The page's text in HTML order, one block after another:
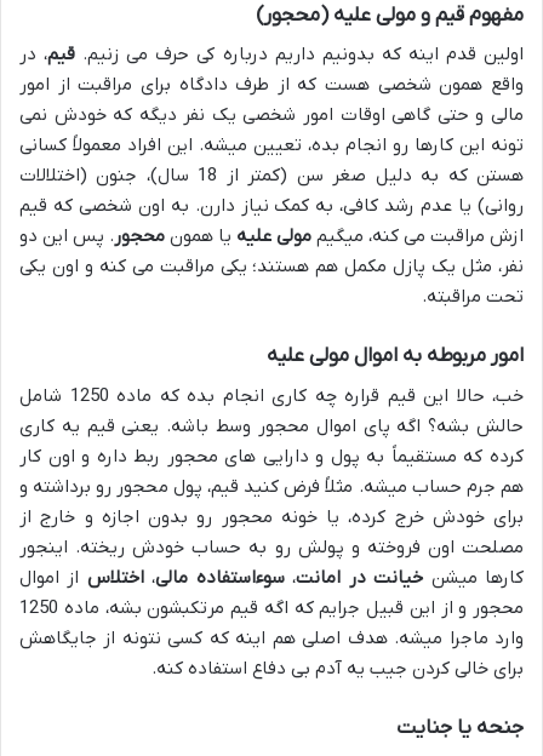
مفهوم قیم و مولی علیه (محجور)
اولین قدم اینه که بدونیم داریم درباره کی حرف می زنیم. قیم، در
واقع همون شخصی هست که از طرف دادگاه برای مراقبت از امور
مالی و حتی گاهی اوقات امور شخصی یک نفر دیگه که خودش نمی
تونه این کارها رو انجام بده، تعیین میشه. این افراد معمولاً کسانی
هستن که به دلیل صغر سن (کمتر از 18 سال)، جنون (اختلالات
روانی) یا عدم رشد کافی، به کمک نیاز دارن. به اون شخصی که قیم
ازش مراقبت می کنه، میگیم مولی علیه یا همون محجور . پس این دو
نفر، مثل یک پازل مکمل هم هستند؛ یکی مراقبت می کنه و اون یکی
تحت مراقبته.
امور مربوطه به اموال مولی علیه
خب، حالا این قیم قراره چه کاری انجام بده که ماده 1250 شامل
حالش بشه؟ اگه پای اموال محجور وسط باشه. یعنی قیم یه کاری
کرده که مستقیماً به پول و دارایی های محجور ربط داره و اون کار
هم جرم حساب میشه. مثلاً فرض کنید قیم، پول محجور رو برداشته و
برای خودش خرج کرده، یا خونه محجور رو بدون اجازه و خارج از
مصلحت اون فروخته و پولش رو به حساب خودش ریخته. اینجور
کارها میشن خیانت در امانت،سوءاستفاده مالی،اختلاس از اموال
محجور و از این قبیل جرایم که اگه قیم مرتکبشون بشه، ماده 1250
وارد ماجرا میشه. هدف اصلی هم اینه که کسی نتونه از جایگاهش
برای خالی کردن جیب یه آدم بی دفاع استفاده کنه.
جنحه یا جنایت